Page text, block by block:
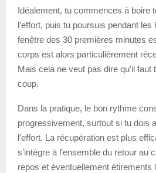
Idéalement, tu commences à boire
l’effort, puis tu poursuis pendant
fenêtre des 30 premières minutes
corps est alors particulièrement
Mais cela ne veut pas dire qu’il faut
coup.
Dans la pratique, le bon rythme
progressivement, surtout si tu dois
l’effort. La récupération est plus
s’intègre à l’ensemble du retour au
repos et éventuellement étirements